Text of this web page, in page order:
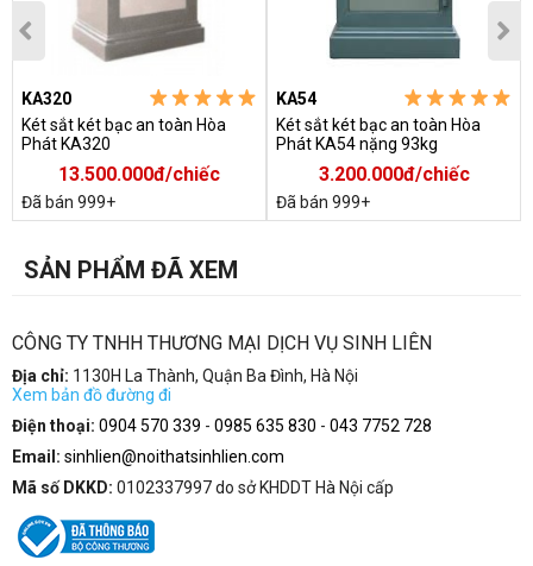
Trước khi tiến hành mở mã két cần phải tra chìa khóa vào ổ,
vặn chìa khóa theo chiều kim đồng hồ để mở khóa.
KA320
Két sắt két bạc an toàn Hòa
Phát KA320
13.500.000đ/chiếc
Đã bán 999+
KA54
Két sắt két bạc an toàn Hòa
Phát KA54 nặng 93kg
3.200.000đ/chiếc
Đã bán 999+
SẢN PHẨM ĐÃ XEM
CÔNG TY TNHH THƯƠNG MẠI DỊCH VỤ SINH LIÊN
Địa chỉ: 1130H La Thành, Quận Ba Đình, Hà Nội
Xem bản đồ đường đi
Điện thoại: 0904 570 339 - 0985 635 830 - 043 7752 728
Email: sinhlien@noithatsinhlien.com
Mã số DKKD: 0102337997 do sở KHDDT Hà Nội cấp